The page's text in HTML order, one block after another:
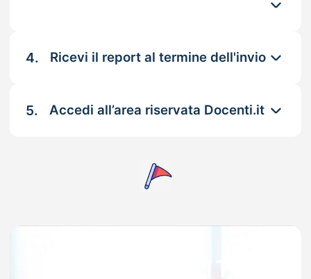
4. Ricevi il report al termine dell'invio
5. Accedi all’area riservata Docenti.it